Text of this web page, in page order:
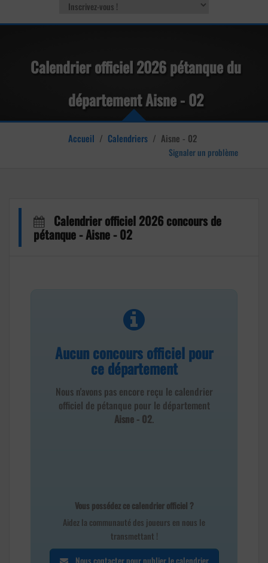
Calendrier officiel 2026 pétanque du
département Aisne - 02
Accueil / Calendriers / Aisne - 02
Signaler un problème
Calendrier officiel 2026 concours de
pétanque - Aisne - 02
Aucun concours officiel pour
ce département
Nous n'avons pas encore reçu le calendrier
officiel de pétanque pour le département
Aisne - 02.
Vous possédez ce calendrier officiel ?
Aidez la communauté des joueurs en nous le
transmettant !
Nous contacter pour publier le calendrier